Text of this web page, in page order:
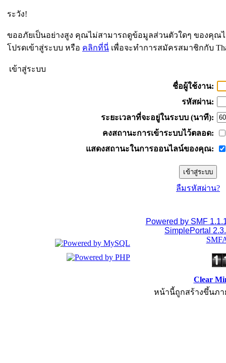
ระวัง!
ขออภัยเป็นอย่างสูง คุณไม่สามารถดูข้อมูลส่วนตัวใดๆ ของคุณ
โปรดเข้าสู่ระบบ หรือ คลิกที่นี่ เพื่อจะทำการสมัครสมาชิกกับ
เข้าสู่ระบบ
ชื่อผู้ใช้งาน:
รหัสผ่าน:
ระยะเวลาที่จะอยู่ในระบบ (นาที):
คงสถานะการเข้าระบบไว้ตลอด:
แสดงสถานะในการออนไลน์ของคุณ:
ลืมรหัสผ่าน?
Powered by SMF
SimplePortal
Clear
หน้านี้ถูกสร้างขึ้นภา